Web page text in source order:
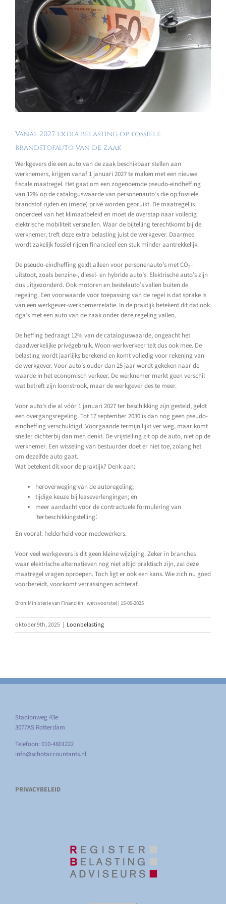
Vanaf 2027 extra belasting op fossiele
brandstofauto van de zaak
Werkgevers die een auto van de zaak beschikbaar stellen aan
werknemers, krijgen vanaf 1 januari 2027 te maken met een nieuwe
fiscale maatregel. Het gaat om een zogenoemde pseudo-eindheffing
van 12% op de cataloguswaarde van personenauto’s die op fossiele
brandstof rijden en (mede) privé worden gebruikt. De maatregel is
onderdeel van het klimaatbeleid en moet de overstap naar volledig
elektrische mobiliteit versnellen. Waar de bijtelling terechtkomt bij de
werknemer, treft deze extra belasting juist de werkgever. Daarmee
wordt zakelijk fossiel rijden financieel een stuk minder aantrekkelijk.
De pseudo-eindheffing geldt alleen voor personenauto’s met CO₂-
uitstoot, zoals benzine-, diesel- en hybride auto’s. Elektrische auto’s zijn
dus uitgezonderd. Ook motoren en bestelauto’s vallen buiten de
regeling. Een voorwaarde voor toepassing van de regel is dat sprake is
van een werkgever-werknemerrelatie. In de praktijk betekent dit dat ook
dga’s met een auto van de zaak onder deze regeling vallen.
De heffing bedraagt 12% van de cataloguswaarde, ongeacht het
daadwerkelijke privégebruik. Woon-werkverkeer telt dus ook mee. De
belasting wordt jaarlijks berekend en komt volledig voor rekening van
de werkgever. Voor auto’s ouder dan 25 jaar wordt gekeken naar de
waarde in het economisch verkeer. De werknemer merkt geen verschil
wat betreft zijn loonstrook, maar de werkgever des te meer.
Voor auto’s die al vóór 1 januari 2027 ter beschikking zijn gesteld, geldt
een overgangsregeling. Tot 17 september 2030 is dan nog geen pseudo-
eindheffing verschuldigd. Voorgaande termijn lijkt ver weg, maar komt
sneller dichterbij dan men denkt. De vrijstelling zit op de auto, niet op de
werknemer. Een wisseling van bestuurder doet er niet toe, zolang het
om dezelfde auto gaat.
Wat betekent dit voor de praktijk? Denk aan:
heroverweging van de autoregeling;
tijdige keuze bij leaseverlengingen; en
meer aandacht voor de contractuele formulering van
‘terbeschikkingstelling’.
En vooral: helderheid voor medewerkers.
Voor veel werkgevers is dit geen kleine wijziging. Zeker in branches
waar elektrische alternatieven nog niet altijd praktisch zijn, zal deze
maatregel vragen oproepen. Toch ligt er ook een kans. Wie zich nu goed
voorbereidt, voorkomt verrassingen achteraf.
Bron:Ministerie van Financiën | wetsvoorstel | 15-09-2025
oktober 9th, 2025 | Loonbelasting
Stadionweg 43e
3077AS Rotterdam
Telefoon: 010-4801222
info@schotaccountants.nl
PRIVACYBELEID